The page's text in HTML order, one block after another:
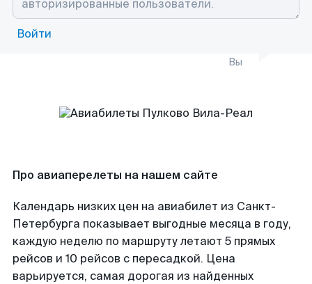
Войти
Вы
Про авиаперелеты на нашем сайте
Календарь низких цен на авиабилет из Санкт-
Петербурга показывает выгодные месяца в году,
каждую неделю по маршруту летают 5 прямых
рейсов и 10 рейсов с пересадкой. Цена
варьируется, самая дорогая из найденных